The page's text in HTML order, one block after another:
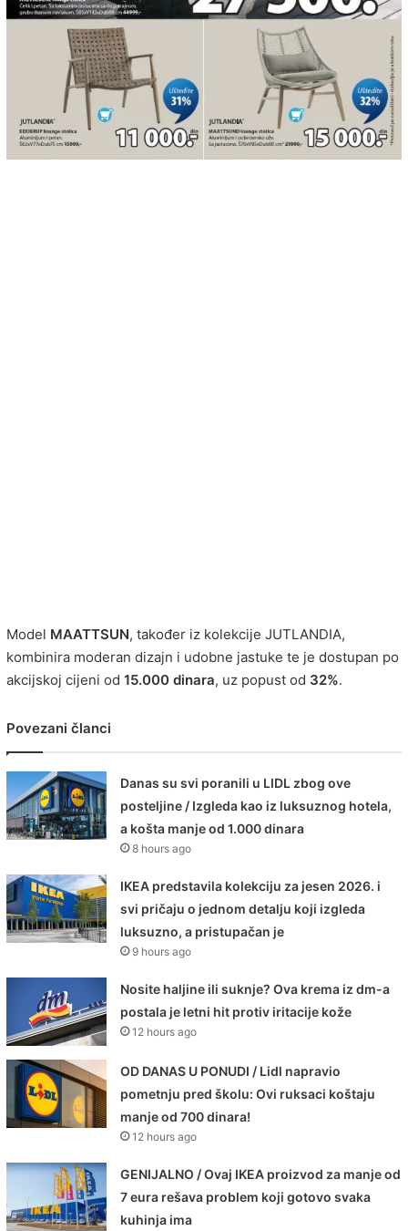
Model MAATTSUN, također iz kolekcije JUTLANDIA,
kombinira moderan dizajn i udobne jastuke te je dostupan po
akcijskoj cijeni od 15.000 dinara, uz popust od 32%.
Povezani članci
Danas su svi poranili u LIDL zbog ove
posteljine / Izgleda kao iz luksuznog hotela,
a košta manje od 1.000 dinara
8 hours ago
IKEA predstavila kolekciju za jesen 2026. i
svi pričaju o jednom detalju koji izgleda
luksuzno, a pristupačan je
9 hours ago
Nosite haljine ili suknje? Ova krema iz dm-a
postala je letni hit protiv iritacije kože
12 hours ago
OD DANAS U PONUDI / Lidl napravio
pometnju pred školu: Ovi ruksaci koštaju
manje od 700 dinara!
12 hours ago
GENIJALNO / Ovaj IKEA proizvod za manje od
7 eura rešava problem koji gotovo svaka
kuhinja ima